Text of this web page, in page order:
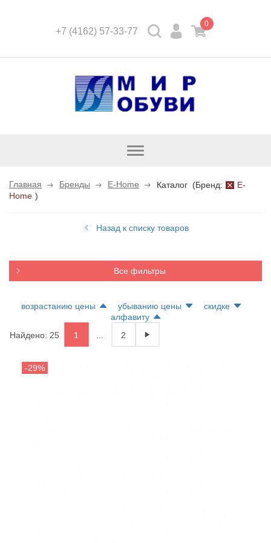
+7 (4162) 57-33-77
0
Открыть
Главная Бренды E-Home Каталог (Бренд:
E-
Home )
Назад к списку товаров
Все фильтры
возрастанию цены убыванию цены
скидке
алфавиту
Найдено: 25
1 2